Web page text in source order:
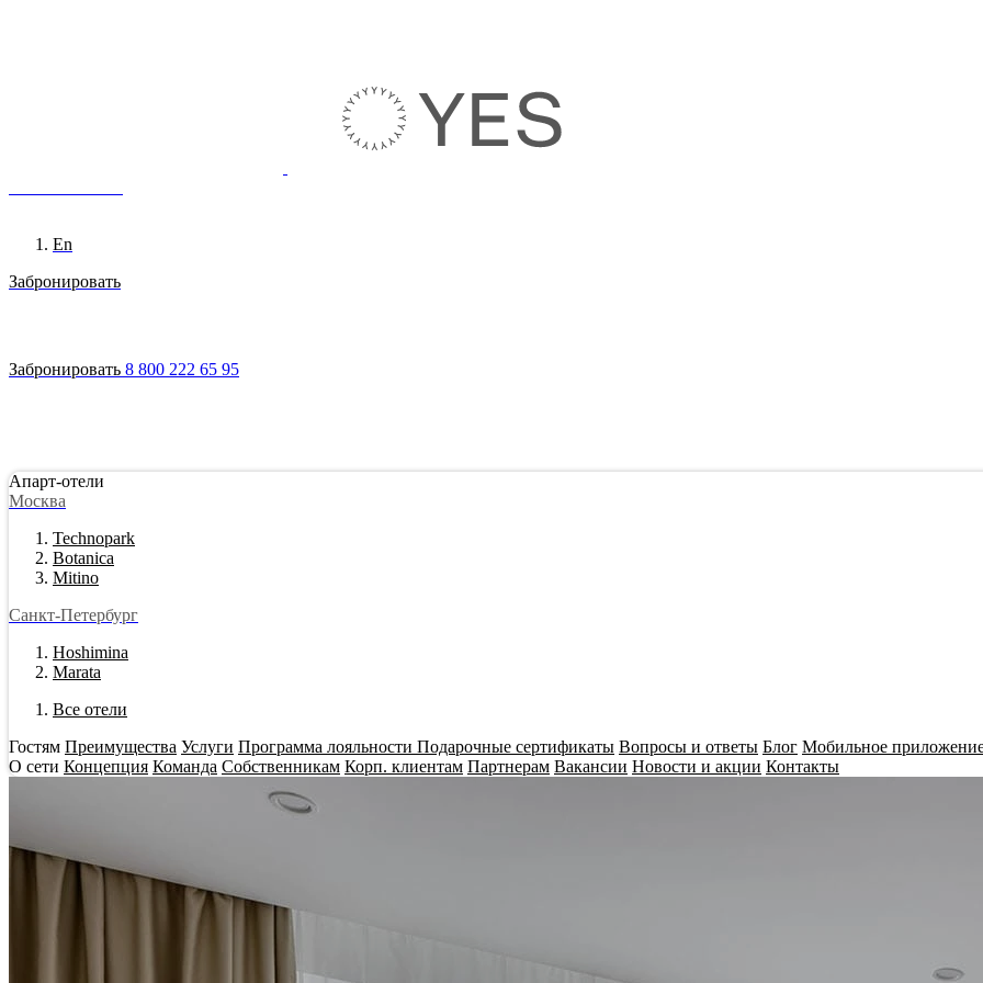
En
Забронировать
Забронировать 8 800 222 65 95
Апарт-отели
Москва
Technopark
Botanica
Mitino
Санкт-Петербург
Hoshimina
Marata
Все отели
Гостям Преимущества Услуги Программа лояльности Подарочные сертификаты Вопросы и ответы Блог Мобильное
О сети Концепция Команда Собственникам Корп. клиентам Партнерам Вакансии Новости и акции Контакты